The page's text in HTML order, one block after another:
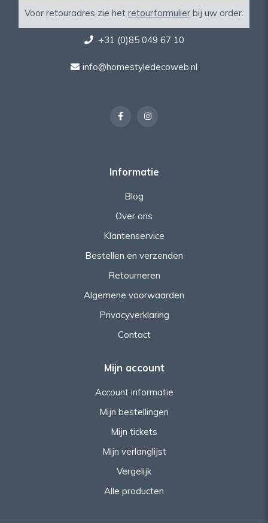
Voor retouradres zie het retourformulier bij uw order.
+31 (0)85 049 67 10
info@homestyledecoweb.nl
Informatie
Blog
Over ons
Klantenservice
Bestellen en verzenden
Retourneren
Algemene voorwaarden
Privacyverklaring
Contact
Mijn account
Account informatie
Mijn bestellingen
Mijn tickets
Mijn verlanglijst
Vergelijk
Alle producten